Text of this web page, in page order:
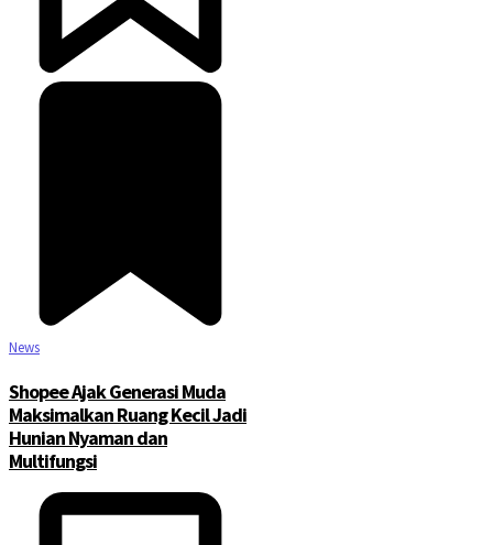
News
Shopee Ajak Generasi Muda
Maksimalkan Ruang Kecil Jadi
Hunian Nyaman dan
Multifungsi